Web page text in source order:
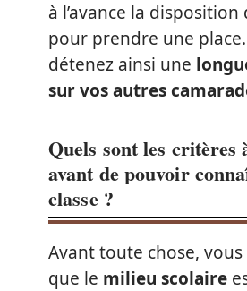
à l’avance la disposition
pour prendre une
détenez ainsi une
sur vos autres
Quels sont les
avant de pouvoir
classe ?
Avant toute chose,
que le milieu scolaire